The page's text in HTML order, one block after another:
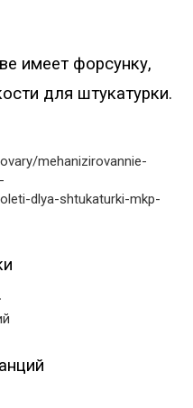
имеет форсунку,
для штукатурки.